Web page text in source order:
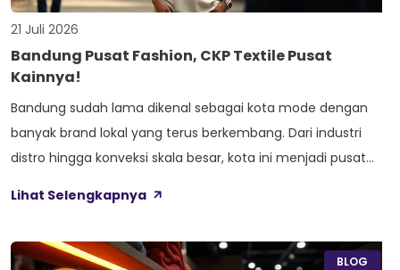
21 Juli 2026
Bandung Pusat Fashion, CKP Textile Pusat
Kainnya!
Bandung sudah lama dikenal sebagai kota mode dengan
banyak brand lokal yang terus berkembang. Dari industri
distro hingga konveksi skala besar, kota ini menjadi pusat
Bandung tentu tidak lepas dari keberadaan toko kain yang
Salah satu yang sudah lama dipercaya oleh banyak […]
Lihat Selengkapnya
BLOG